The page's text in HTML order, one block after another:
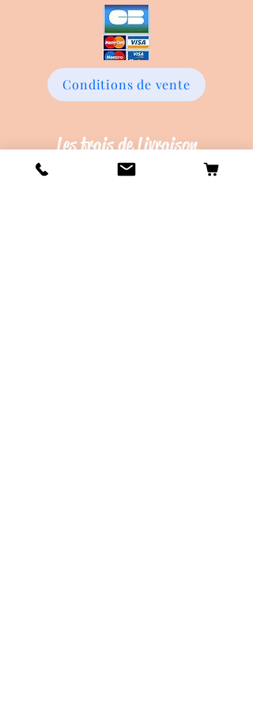
Conditions de vente
Les frais de Livraison